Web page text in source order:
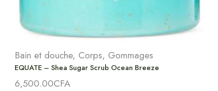
Bain et douche, Corps, Gommages
EQUATE – Shea Sugar Scrub Ocean Breeze
6,500.00CFA